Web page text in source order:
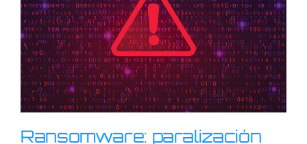
Ransomware: paralización